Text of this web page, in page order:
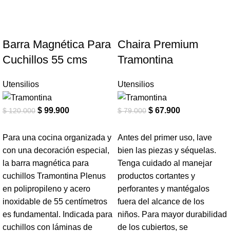
Barra Magnética Para
Cuchillos 55 cms
Utensilios
$120.000 $ 99.900
Para una cocina organizada y
con una decoración especial,
la barra magnética para
cuchillos Tramontina Plenus
en polipropileno y acero
inoxidable de 55 centímetros
es fundamental. Indicada para
cuchillos con láminas de
Chaira Premium
Tramontina
Utensilios
$79.000 $ 67.900
Antes del primer uso, lave
bien las piezas y séquelas.
Tenga cuidado al manejar
productos cortantes y
perforantes y mantégalos
fuera del alcance de los
niños. Para mayor durabilidad
de los cubiertos, se